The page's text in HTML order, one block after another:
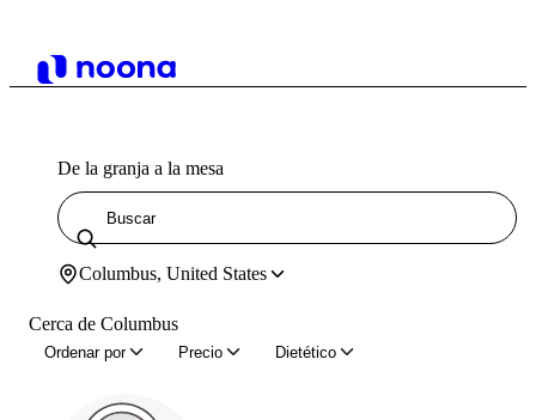
De la granja a la mesa
Columbus, United States
Cerca de Columbus
Ordenar por Precio Dietético